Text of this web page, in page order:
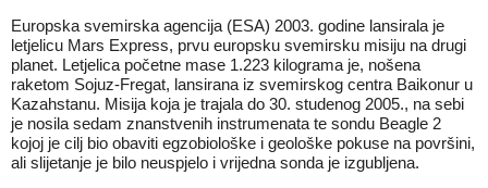
Europska svemirska agencija (ESA) 2003. godine lansirala je
letjelicu Mars Express, prvu europsku svemirsku misiju na drugi
planet. Letjelica početne mase 1.223 kilograma je, nošena
raketom Sojuz-Fregat, lansirana iz svemirskog centra Baikonur u
Kazahstanu. Misija koja je trajala do 30. studenog 2005., na sebi
je nosila sedam znanstvenih instrumenata te sondu Beagle 2
kojoj je cilj bio obaviti egzobiološke i geološke pokuse na površini,
ali slijetanje je bilo neuspjelo i vrijedna sonda je izgubljena.